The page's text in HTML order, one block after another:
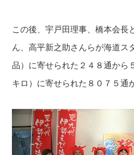
この後、宇戸田理事、橋本会長
ん、高平新之助さんらが海道ス
品）に寄せられた２４８通から
キロ）に寄せられた８０７５通